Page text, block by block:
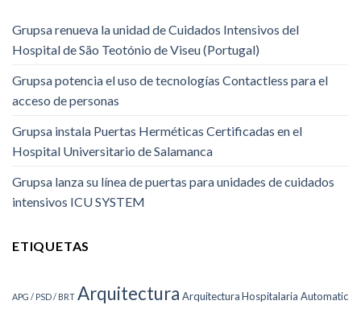
Grupsa renueva la unidad de Cuidados Intensivos del
Hospital de São Teotónio de Viseu (Portugal)
Grupsa potencia el uso de tecnologías Contactless para el
acceso de personas
Grupsa instala Puertas Herméticas Certificadas en el
Hospital Universitario de Salamanca
Grupsa lanza su línea de puertas para unidades de cuidados
intensivos ICU SYSTEM
ETIQUETAS
APG / PSD / BRT Arquitectura Arquitectura Hospitalaria Automatic